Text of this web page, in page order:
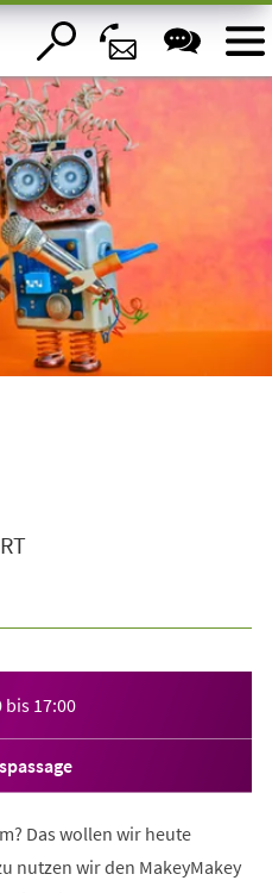
bis 17:00
Das wollen wir heute
nutzen wir den MakeyMakey